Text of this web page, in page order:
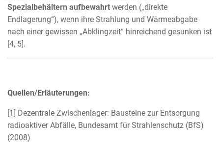
Spezialbehältern aufbewahrt werden („direkte
Endlagerung“), wenn ihre Strahlung und Wärmeabgabe
nach einer gewissen „Abklingzeit“ hinreichend gesunken ist
[4, 5].
Quellen/Erläuterungen:
[1] Dezentrale Zwischenlager: Bausteine zur Entsorgung
radioaktiver Abfälle, Bundesamt für Strahlenschutz (BfS)
(2008)